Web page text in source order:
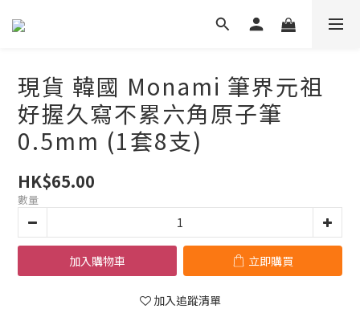
現貨 韓國 Monami 筆界元祖
好握久寫不累六角原子筆
0.5mm (1套8支)
HK$65.00
數量
加入購物車 立即購買
加入追蹤清單